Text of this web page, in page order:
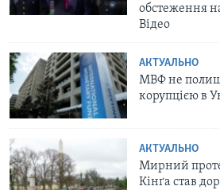
обстеження
Відео
АКТУАЛЬНО
МВФ не
корупцією в
АКТУАЛЬНО
Мирний
Кінґа став